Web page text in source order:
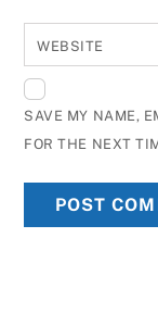
WEBSITE
SAVE MY NAME,
FOR THE NEXT